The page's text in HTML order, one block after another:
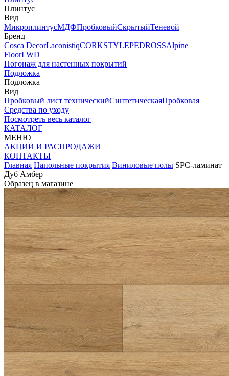
Плинтус
Вид
МикроплинтусМДФПробковыйСкрытыйТеневой
Бренд
Cosca DecorLaconistiqCORKSTYLEPEDROSSAlpine
FloorLWD
Погонаж для настенных покрытий
Подложка
Подложка
Вид
Пробковый лист техническийСинтетическаяПробковая
Средства по уходу
Посмотреть весь каталог
КАТАЛОГ
МЕНЮ
АКЦИИ И РАСПРОДАЖИ
КОНТАКТЫ
Главная Напольные покрытия Виниловые полы SPC-ламинат
Дуб Амбер
Образец в магазине